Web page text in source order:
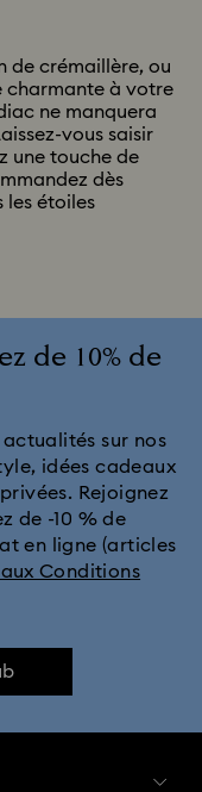
de crémaillère, ou
charmante à votre
ne manquera
vous saisir
une touche de
dès
les étoiles
de 10% de
sur nos
idées cadeaux
Rejoignez
de -10 % de
en ligne (articles
Conditions